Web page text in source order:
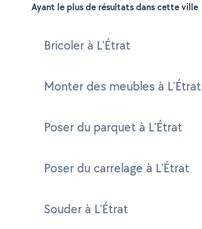
Ayant le plus de résultats dans cette ville
Bricoler à L'Étrat
Monter des meubles à L'Étrat
Poser du parquet à L'Étrat
Poser du carrelage à L'Étrat
Souder à L'Étrat